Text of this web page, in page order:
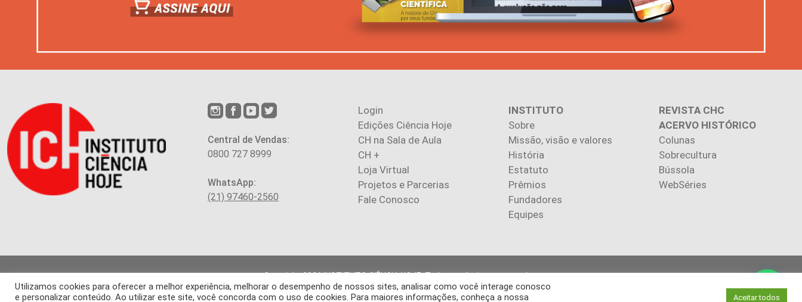
Central de Vendas:
0800 727 8999
WhatsApp:
(21) 97460-2560
Login
Edições Ciência Hoje
CH na Sala de Aula
CH +
Loja Virtual
Projetos e Parcerias
Fale Conosco
INSTITUTO
Sobre
Missão, visão e valores
História
Estatuto
Prêmios
Fundadores
Equipes
REVISTA CHC
ACERVO HISTÓRICO
Colunas
Sobrecultura
Bússola
WebSéries
Copyright 2026 INSTITUTO CIÊNCIA HOJE. Todos os direitos reservados.
Os artigos publicados na revista refletem exclusivamente a opinião de seus autores.
Utilizamos cookies para oferecer a melhor experiência, melhorar o desempenho de nossos sites, analisar como você interage conosco
e personalizar conteúdo. Ao utilizar este site, você concorda com o uso de cookies. Para maiores informações, conheça a nossa
Aceitar todos